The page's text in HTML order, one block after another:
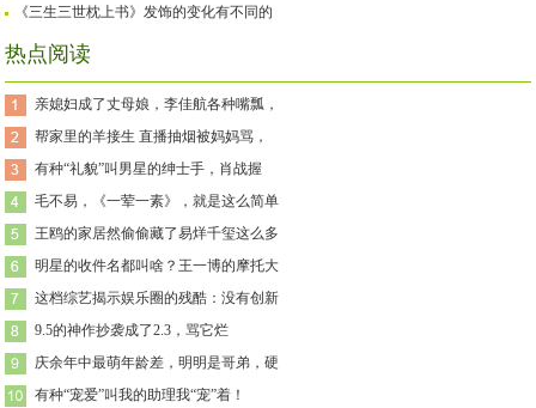
《三生三世枕上书》发饰的变化有不同的
热点阅读
亲媳妇成了丈母娘，李佳航各种嘴瓢，
帮家里的羊接生 直播抽烟被妈妈骂，
有种“礼貌”叫男星的绅士手，肖战握
毛不易，《一荤一素》，就是这么简单
王鸥的家居然偷偷藏了易烊千玺这么多
明星的收件名都叫啥？王一博的摩托大
这档综艺揭示娱乐圈的残酷：没有创新
9.5的神作抄袭成了2.3，骂它烂
庆余年中最萌年龄差，明明是哥弟，硬
有种“宠爱”叫我的助理我“宠”着！